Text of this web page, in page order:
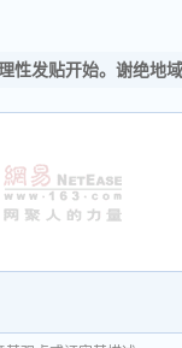
性发贴开始。谢绝地